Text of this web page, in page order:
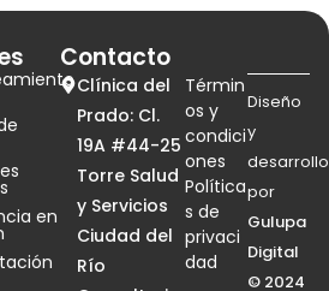
en
Contacto
Clínica del
Prado: Cl.
19A #44-25
Torre Salud
y Servicios
Ciudad del
Río
Diseño
y
desarrollo
por
Gulupa
Digital
© 2024
Términ
os y
condici
ones
Política
s de
privaci
dad